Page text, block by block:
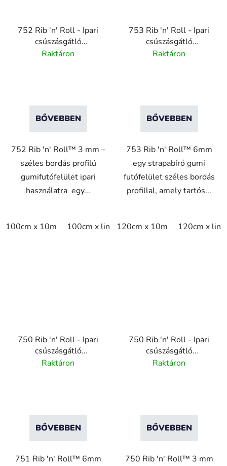
752 Rib 'n' Roll - Ipari
csúszásgátló
gumiszőnyeg - széles
Raktáron
BŐVEBBEN
752 Rib 'n' Roll™ 3 mm –
széles bordás profilú
gumifutófelület ipari
használatra egy...
100cm x 10m 100cm x linm 120cm x 10m 120cm x
753 Rib 'n' Roll - Ipari
csúszásgátló
gumiszőnyeg - széles
Raktáron
BŐVEBBEN
753 Rib 'n' Roll™ 6mm
egy strapabíró gumi
futófelület széles bordás
profillal, amely tartós...
120cm x 10m 120cm x
750 Rib 'n' Roll - Ipari
csúszásgátló
gumiszőnyeg - sűrű
Raktáron
BŐVEBBEN
751 Rib 'n' Roll™ 6mm
750 Rib 'n' Roll - Ipari
csúszásgátló
gumiszőnyeg - sűrű
Raktáron
BŐVEBBEN
750 Rib 'n' Roll™ 3 mm